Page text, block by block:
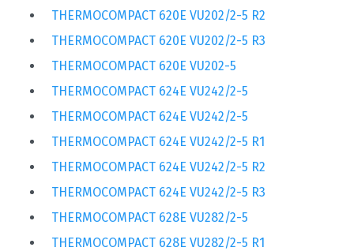
THERMOCOMPACT 620E VU202/2-5 R2
THERMOCOMPACT 620E VU202/2-5 R3
THERMOCOMPACT 620E VU202-5
THERMOCOMPACT 624E VU242/2-5
THERMOCOMPACT 624E VU242/2-5
THERMOCOMPACT 624E VU242/2-5 R1
THERMOCOMPACT 624E VU242/2-5 R2
THERMOCOMPACT 624E VU242/2-5 R3
THERMOCOMPACT 628E VU282/2-5
THERMOCOMPACT 628E VU282/2-5 R1